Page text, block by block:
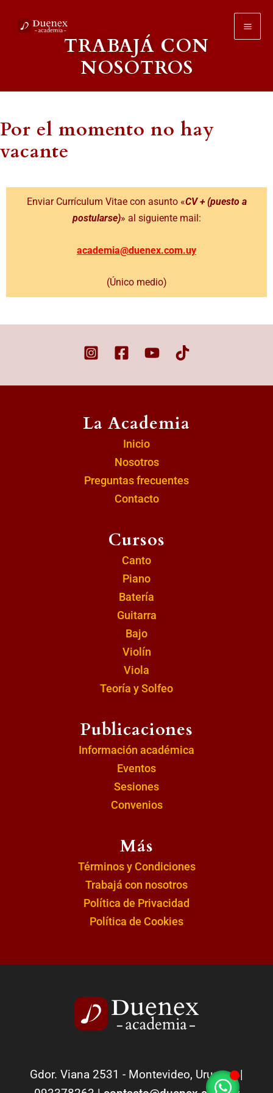
TRABAJÁ CON
NOSOTROS
Por el momento no hay
vacante
Enviar Currículum Vitae con asunto «CV + (puesto a
postularse)» al siguiente mail:
academia@duenex.com.uy
(Único medio)
La Academia
Inicio
Nosotros
Preguntas frecuentes
Contacto
Cursos
Canto
Piano
Batería
Guitarra
Bajo
Violín
Viola
Teoría y Solfeo
Publicaciones
Información académica
Eventos
Sesiones
Convenios
Más
Términos y Condiciones
Trabajá con nosotros
Política de Privacidad
Política de Cookies
Gdor. Viana 2531 - Montevideo, Uruguay |